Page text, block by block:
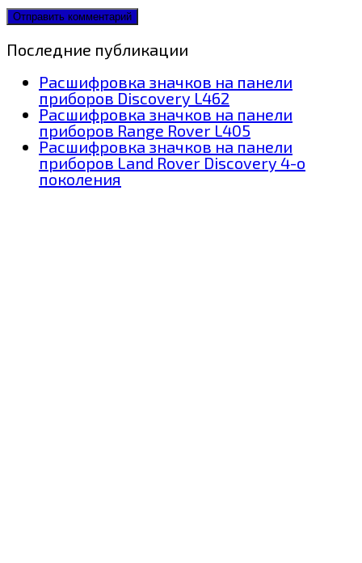
Последние публикации
Расшифровка значков на панели
приборов Discovery L462
Расшифровка значков на панели
приборов Range Rover L405
Расшифровка значков на панели
приборов Land Rover Discovery 4-о
поколения